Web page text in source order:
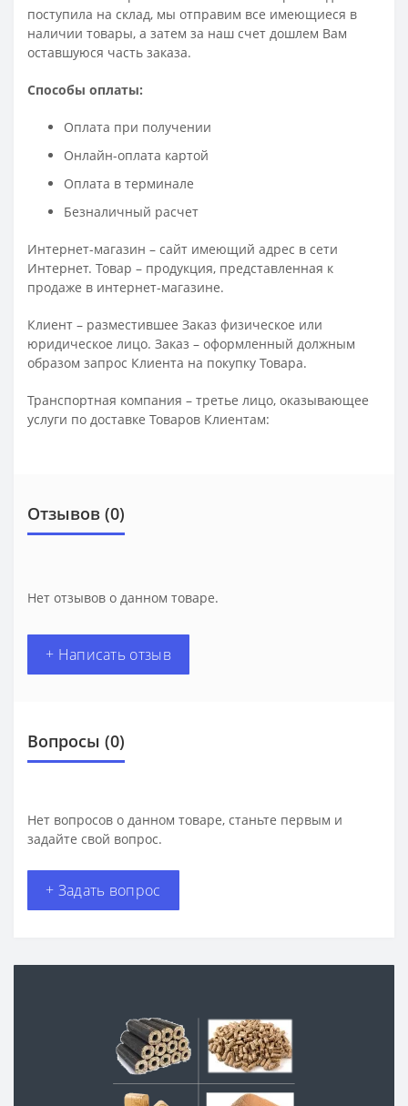
поступила на склад, мы отправим все имеющиеся в
наличии товары, а затем за наш счет дошлем Вам
оставшуюся часть заказа.
Способы оплаты:
Оплата при получении
Онлайн-оплата картой
Оплата в терминале
Безналичный расчет
Интернет-магазин – сайт имеющий адрес в сети
Интернет. Товар – продукция, представленная к
продаже в интернет-магазине.
Клиент – разместившее Заказ физическое или
юридическое лицо. Заказ – оформленный должным
образом запрос Клиента на покупку Товара.
Транспортная компания – третье лицо, оказывающее
услуги по доставке Товаров Клиентам:
Отзывов (0)
Нет отзывов о данном товаре.
+ Написать отзыв
Вопросы (0)
Нет вопросов о данном товаре, станьте первым и
задайте свой вопрос.
+ Задать вопрос